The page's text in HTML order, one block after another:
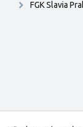
FGK Slavia